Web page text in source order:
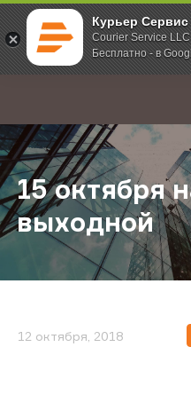
Курьер Сервис
Courier Service LLC
Бесплатно - в
; Главная О компании
15 октября
выходной
12 октября, 2018